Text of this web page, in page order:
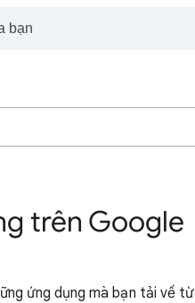
trên Google
ứng dụng mà bạn tải về từ